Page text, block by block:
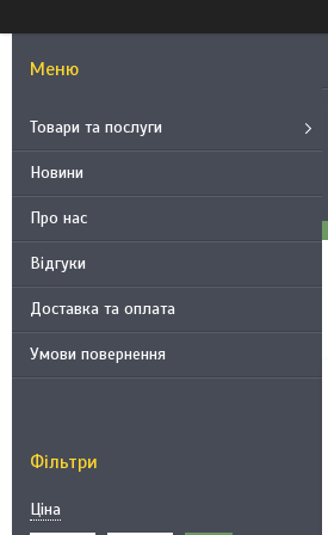
Товари та послуги
Новини
Про нас
Відгуки
Доставка та оплата
Умови повернення
Фільтри
Ціна